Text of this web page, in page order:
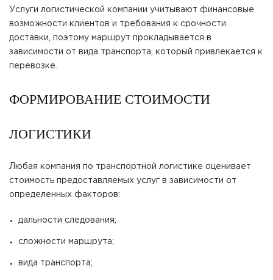
Услуги логистической компании учитывают финансовые
возможности клиентов и требования к срочности
доставки, поэтому маршрут прокладывается в
зависимости от вида транспорта, который привлекается к
перевозке.
ФОРМИРОВАНИЕ СТОИМОСТИ
ЛОГИСТИКИ
Любая компания по транспортной логистике оценивает
стоимость предоставляемых услуг в зависимости от
определенных факторов:
дальности следования;
сложности маршрута;
вида транспорта;